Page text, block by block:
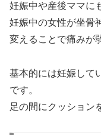
妊娠中や産後ママに
妊娠中の女性が坐骨
変えることで痛みが
基本的には妊娠して
です。
足の間にクッション